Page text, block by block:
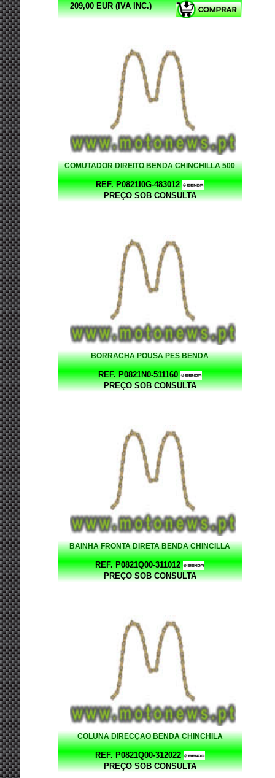
209,00 EUR (IVA INC.)
COMUTADOR DIREITO BENDA CHINCHILLA 500
REF. P0821I0G-483012
PREÇO SOB CONSULTA
BORRACHA POUSA PES BENDA
REF. P0821N0-511160
PREÇO SOB CONSULTA
BAINHA FRONTA DIRETA BENDA CHINCILLA
REF. P0821Q00-311012
PREÇO SOB CONSULTA
COLUNA DIRECÇAO BENDA CHINCHILA
REF. P0821Q00-312022
PREÇO SOB CONSULTA